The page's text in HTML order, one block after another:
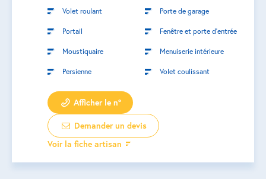
Volet roulant Porte de garage
Portail Fenêtre et porte d’entrée
Moustiquaire Menuiserie intérieure
Persienne Volet coulissant
Afficher le n°
Demander un devis
Voir la fiche artisan